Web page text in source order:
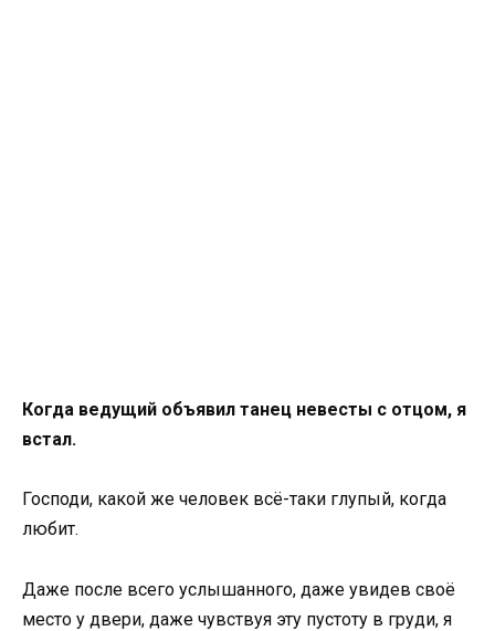
Когда ведущий объявил танец невесты с отцом, я
встал.
Господи, какой же человек всё-таки глупый, когда
любит.
Даже после всего услышанного, даже увидев своё
место у двери, даже чувствуя эту пустоту в груди, я